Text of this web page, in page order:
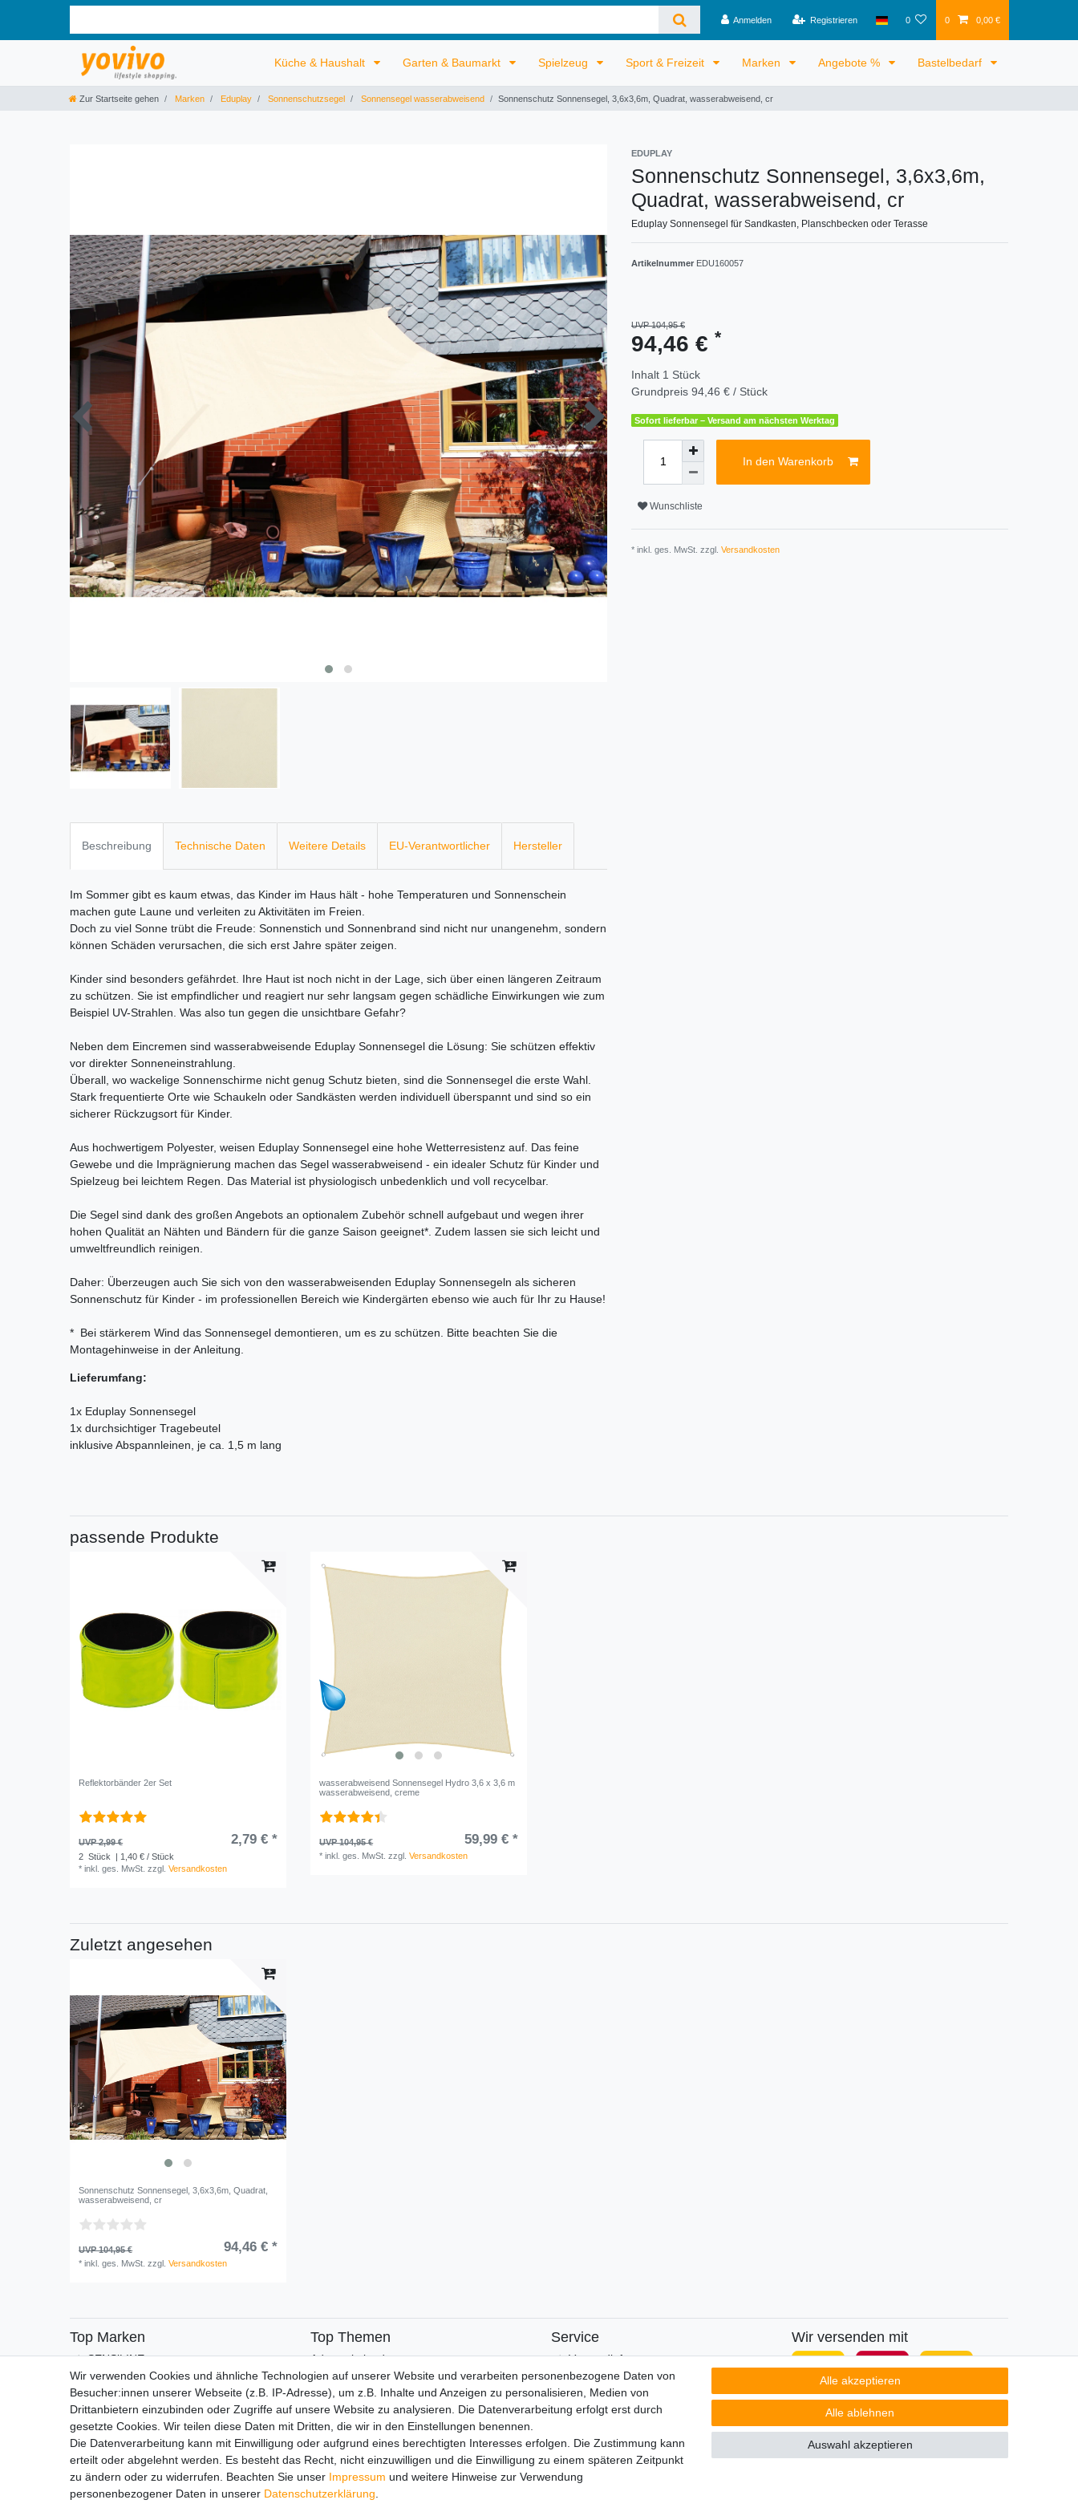
Anmelden Registrieren 0 0 0,00 €
Küche & Haushalt Garten & Baumarkt Spielzeug Sport & Freizeit Marken Angebote % Bastelbedarf
Zur Startseite gehen Marken Eduplay Sonnenschutzsegel Sonnensegel wasserabweisend Sonnenschutz Sonnensegel, 3,6x3,6m, Quadrat, wasserabweisend, cr
EDUPLAY
Sonnenschutz Sonnensegel, 3,6x3,6m,
Quadrat, wasserabweisend, cr
Eduplay Sonnensegel für Sandkasten, Planschbecken oder Terasse
Artikelnummer EDU160057
UVP 104,95 €
94,46 € *
Inhalt 1 Stück
Grundpreis 94,46 € / Stück
Sofort lieferbar – Versand am nächsten Werktag
In den Warenkorb
Wunschliste
* inkl. ges. MwSt. zzgl. Versandkosten
Beschreibung Technische Daten Weitere Details EU-Verantwortlicher Hersteller
Im Sommer gibt es kaum etwas, das Kinder im Haus hält - hohe Temperaturen und Sonnenschein
machen gute Laune und verleiten zu Aktivitäten im Freien.
Doch zu viel Sonne trübt die Freude: Sonnenstich und Sonnenbrand sind nicht nur unangenehm, sondern
können Schäden verursachen, die sich erst Jahre später zeigen.
Kinder sind besonders gefährdet. Ihre Haut ist noch nicht in der Lage, sich über einen längeren Zeitraum
zu schützen. Sie ist empfindlicher und reagiert nur sehr langsam gegen schädliche Einwirkungen wie zum
Beispiel UV-Strahlen. Was also tun gegen die unsichtbare Gefahr?
Neben dem Eincremen sind wasserabweisende Eduplay Sonnensegel die Lösung: Sie schützen effektiv
vor direkter Sonneneinstrahlung.
Überall, wo wackelige Sonnenschirme nicht genug Schutz bieten, sind die Sonnensegel die erste Wahl.
Stark frequentierte Orte wie Schaukeln oder Sandkästen werden individuell überspannt und sind so ein
sicherer Rückzugsort für Kinder.
Aus hochwertigem Polyester, weisen Eduplay Sonnensegel eine hohe Wetterresistenz auf. Das feine
Gewebe und die Imprägnierung machen das Segel wasserabweisend - ein idealer Schutz für Kinder und
Spielzeug bei leichtem Regen. Das Material ist physiologisch unbedenklich und voll recycelbar.
Die Segel sind dank des großen Angebots an optionalem Zubehör schnell aufgebaut und wegen ihrer
hohen Qualität an Nähten und Bändern für die ganze Saison geeignet*. Zudem lassen sie sich leicht und
umweltfreundlich reinigen.
Daher: Überzeugen auch Sie sich von den wasserabweisenden Eduplay Sonnensegeln als sicheren
Sonnenschutz für Kinder - im professionellen Bereich wie Kindergärten ebenso wie auch für Ihr zu Hause!
* Bei stärkerem Wind das Sonnensegel demontieren, um es zu schützen. Bitte beachten Sie die
Montagehinweise in der Anleitung.
Lieferumfang:
1x Eduplay Sonnensegel
1x durchsichtiger Tragebeutel
inklusive Abspannleinen, je ca. 1,5 m lang
passende Produkte
Reflektorbänder 2er Set
UVP 2,99 € 2,79 € *
2 Stück
| 1,40 € / Stück
*inkl. ges. MwSt. zzgl.Versandkosten
wasserabweisend Sonnensegel Hydro 3,6 x 3,6 m
wasserabweisend, creme
UVP 104,95 € 59,99 € *
*inkl. ges. MwSt. zzgl.Versandkosten
Zuletzt angesehen
Sonnenschutz Sonnensegel, 3,6x3,6m, Quadrat,
wasserabweisend, cr
UVP 104,95 € 94,46 € *
*inkl. ges. MwSt. zzgl.Versandkosten
Top Marken
SENSiLINE
Top Themen
Adventskalender
Service
Versandinfos
FAQ
Ersatzteile
Registrieren
Wir versenden mit
Impressum Daten­schutz­erklärung AGB Barrierefreiheitserklärung Widerrufs­recht
Wir verwenden Cookies und ähnliche Technologien auf unserer Website und verarbeiten personenbezogene Daten von
Besucher:innen unserer Webseite (z.B. IP-Adresse), um z.B. Inhalte und Anzeigen zu personalisieren, Medien von
Drittanbietern einzubinden oder Zugriffe auf unsere Website zu analysieren. Die Datenverarbeitung erfolgt erst durch
gesetzte Cookies. Wir teilen diese Daten mit Dritten, die wir in den Einstellungen benennen.
Die Datenverarbeitung kann mit Einwilligung oder aufgrund eines berechtigten Interesses erfolgen. Die Zustimmung kann
erteilt oder abgelehnt werden. Es besteht das Recht, nicht einzuwilligen und die Einwilligung zu einem späteren Zeitpunkt
zu ändern oder zu widerrufen. Beachten Sie unser Impressum und weitere Hinweise zur Verwendung
personenbezogener Daten in unserer Daten­schutz­erklärung
Alle akzeptieren
Alle ablehnen
Auswahl akzeptieren